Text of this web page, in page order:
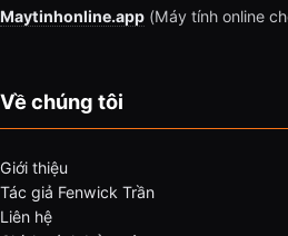
Maytinhonline.app (Máy tính online
Về chúng tôi
Giới thiệu
Tác giả Fenwick Trần
Liên hệ